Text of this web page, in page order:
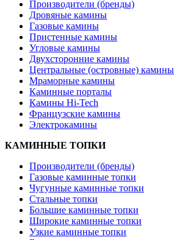
Производители (бренды)
Дровяные камины
Газовые камины
Пристенные камины
Угловые камины
Двухсторонние камины
Центральные (островные) камины
Мраморные камины
Каминные порталы
Камины Hi-Tech
Французские камины
Электрокамины
КАМИННЫЕ ТОПКИ
Производители (бренды)
Газовые каминные топки
Чугунные каминные топки
Стальные топки
Большие каминные топки
Широкие каминные топки
Узкие каминные топки